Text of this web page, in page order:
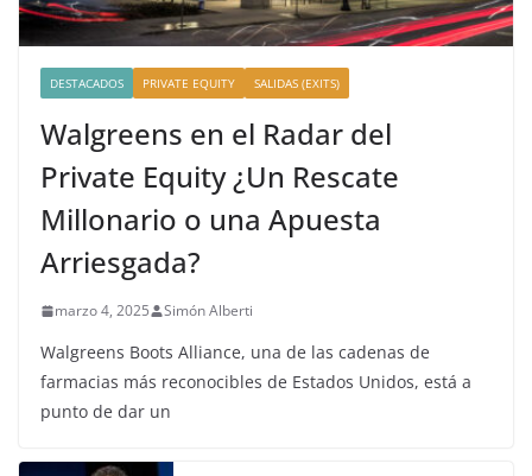
DESTACADOS PRIVATE EQUITY SALIDAS (EXITS)
Walgreens en el Radar del
Private Equity ¿Un Rescate
Millonario o una Apuesta
Arriesgada?
marzo 4, 2025 Simón Alberti
Walgreens Boots Alliance, una de las cadenas de
farmacias más reconocibles de Estados Unidos, está a
punto de dar un